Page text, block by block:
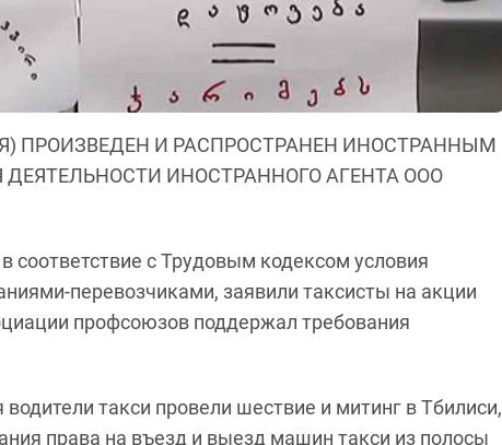
ПРОИЗВЕДЕН И РАСПРОСТРАНЕН ИНОСТРАННЫМ
ИНОСТРАННОГО АГЕНТА ООО
соответствие с Трудовым кодексом условия
перевозчиками, заявили таксисты на акции
профсоюзов поддержал требования
водители такси провели шествие и митинг в Тбилиси,
права на въезд и выезд машин такси из полосы